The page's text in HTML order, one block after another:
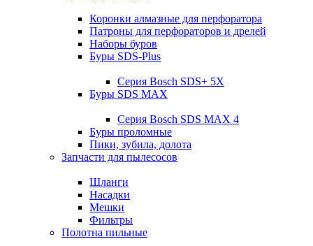
Коронки алмазные для перфоратора
Патроны для перфораторов и дрелей
Наборы буров
Буры SDS-Plus
Серия Bosch SDS+ 5X
Буры SDS MAX
Серия Bosch SDS MAX 4
Буры проломные
Пики, зубила, долота
Запчасти для пылесосов
Шланги
Насадки
Мешки
Фильтры
Полотна пильные